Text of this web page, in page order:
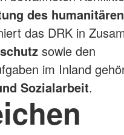
des humanitären
das DRK in
sowie den
im Inland
Sozialarbeit.